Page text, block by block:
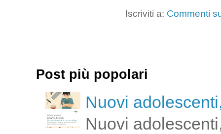
Iscriviti a: Commenti
Post più popolari
Nuovi
Nuovi